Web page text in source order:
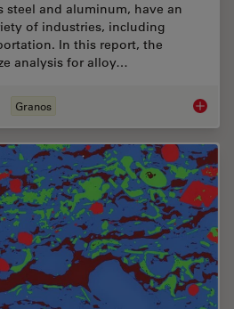
steel and aluminum, have an
of industries, including
In this report, the
analysis for alloy…
Granos How to